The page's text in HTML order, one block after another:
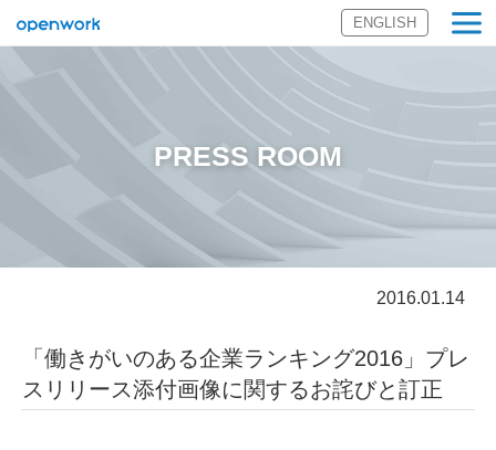
ENGLISH
PRESS ROOM
2016.01.14
「働きがいのある企業ランキング2016」プレ
スリリース添付画像に関するお詫びと訂正